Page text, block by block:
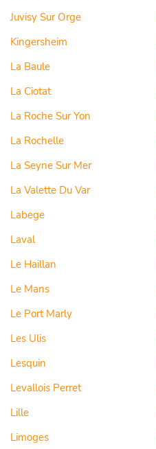
Juvisy Sur Orge
Kingersheim
La Baule
La Ciotat
La Roche Sur Yon
La Rochelle
La Seyne Sur Mer
La Valette Du Var
Labege
Laval
Le Haillan
Le Mans
Le Port Marly
Les Ulis
Lesquin
Levallois Perret
Lille
Limoges